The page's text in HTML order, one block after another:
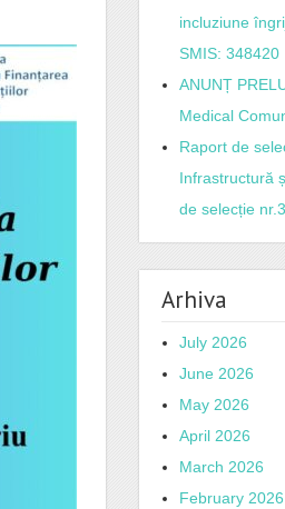
incluziune
SMIS: 348420
ANUNȚ
Medical
Raport de
Infrastructură
de selecție nr.3
Arhiva
July 2026
June 2026
May 2026
April 2026
March 2026
February 2026